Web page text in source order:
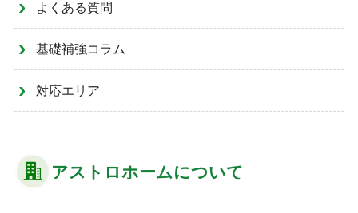
よくある質問
基礎補強コラム
対応エリア
アストロホームについて